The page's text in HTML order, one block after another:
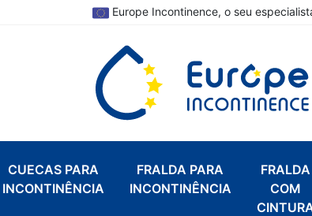
Europe Incontinence, o seu
CUECAS PARA
INCONTINÊNCIA
FRALDA PARA
INCONTINÊNCIA
FRALDA
COM